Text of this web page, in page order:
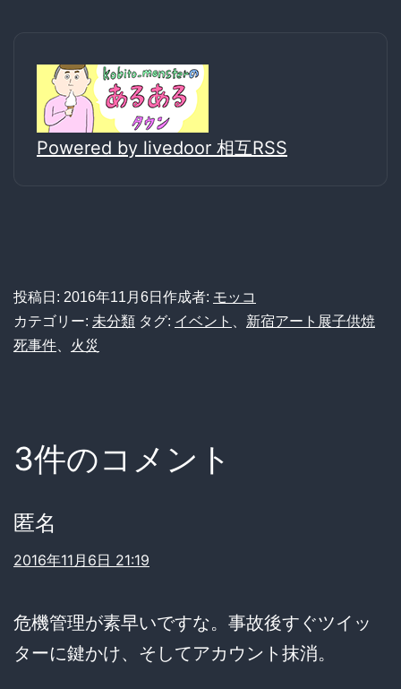
Powered by livedoor 相互RSS
投稿日: 2016年11月6日 作成者: モッコ
カテゴリー: 未分類 タグ: イベント
新宿アート展子供焼
死事件
火災
3件のコメント
匿名
2016年11月6日 21:19
危機管理が素早いですな。事故後すぐツイッ
ターに鍵かけ、そしてアカウント抹消。